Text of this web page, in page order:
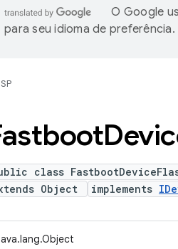
O Google
para seu idioma de
class
Object
implements